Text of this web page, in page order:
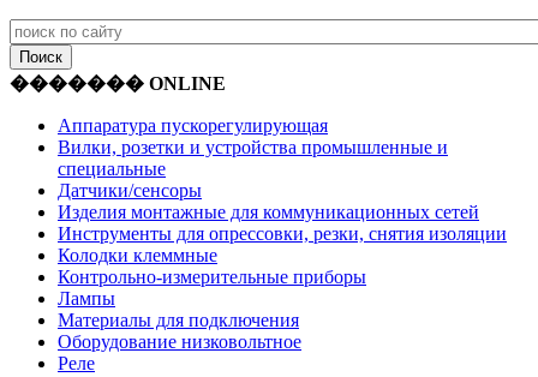
������� ONLINE
Аппаратура пускорегулирующая
Вилки, розетки и устройства промышленные и
специальные
Датчики/сенсоры
Изделия монтажные для коммуникационных сетей
Инструменты для опрессовки, резки, снятия изоляции
Колодки клеммные
Контрольно-измерительные приборы
Лампы
Материалы для подключения
Оборудование низковольтное
Реле